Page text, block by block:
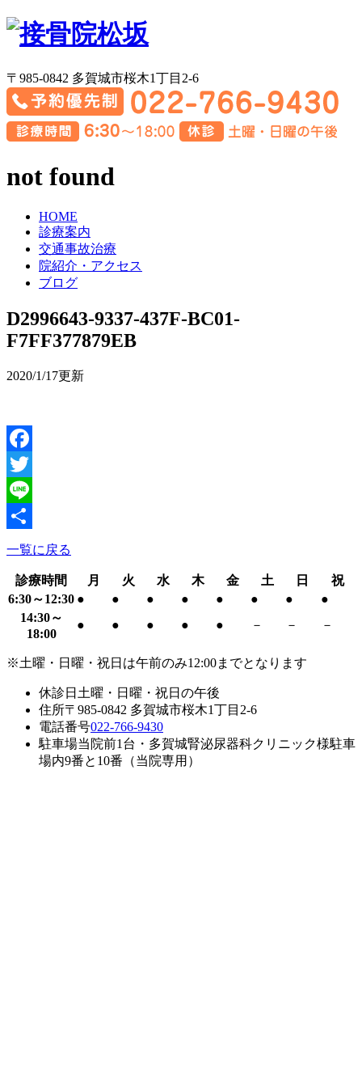
〒985-0842 多賀城市桜木1丁目2-6
not found
HOME
診療案内
交通事故治療
院紹介・アクセス
ブログ
D2996643-9337-437F-BC01-
F7FF377879EB
2020/1/17更新
Facebook
Twitter
Line
一覧に戻る
診療時間 月 火 水 木 金 土 日
祝
6:30～12:30 ● ● ● ● ● ● ●
●
14:30～
18:00
● ● ● ● ● － － －
※土曜・日曜・祝日は午前のみ12:00までとなります
休診日 土曜・日曜・祝日の午後
住所〒985-0842 多賀城市桜木1丁目2-6
電話番号022-766-9430
駐車場当院前1台・多賀城腎泌尿器科クリニック様駐車
場内9番と10番（当院専用）